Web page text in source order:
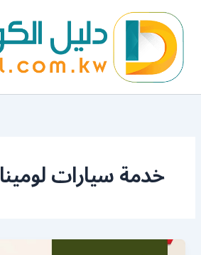
المحتوى
خدمة سيارات لومينا